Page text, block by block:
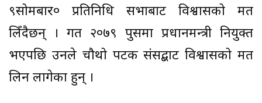
९सोमबार० प्रतिनिधि सभाबाट विश्वासको मत
लिँदैछन् । गत २०७९ पुसमा प्रधानमन्त्री नियुक्त
भएपछि उनले चौथो पटक संसद्बाट विश्वासको मत
लिन लागेका हुन् ।